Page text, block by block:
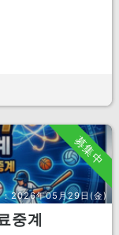
募集中
2026年05月29日(金)
중계